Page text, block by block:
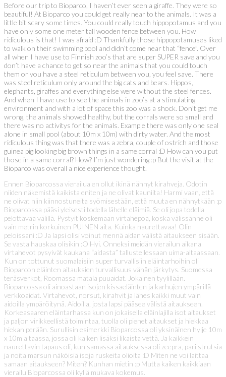
Before our trip to Bioparco, I haven’t ever seen a giraffe. They were so
beautiful! At Bioparco you could get really near to the animals. It was a
little bit scary some times. You could really touch hippopotamus and you
have only some one meter tall wooden fence between you. How
ridiculous is that! I was afraid :D Thankfully those hippopotamuses liked
to walk on their swimming pool and didn’t come near that “fence”. Over
all when I have use to Finnish zoo’s that are super SUPER save and you
don’t have a chance to get so near the animals that you could touch
them or you have a steel reticulum between you, you feel save. There
was steel reticulum only around the big cats and bears. Hippos,
elephants, giraffes and everything else were without the steel fences.
And when I have use to see the animals in zoo’s at a stimulating
environment and with a lot of space this zoo was a shock. Don’t get me
wrong, the animals showed healthy, but the corrals were so small and
there was no activitys for the animals. Example there was only one seal
alone in small pool (about 10m x 10m) with dirty water. And the most
ridiculous thing was that there was a zebra, couple of ostrich and those
guinea pig looking big brown things in a same corral :D How can you put
those in a same corral? How? I’m just wondering :p But the visit at the
Bioparco was overall a nice experience thought.
Ennen Bioparcossa vierailua en ollut ikinä nähnyt kirahveja. Odotin
niiden näkemistä kaikista eniten ja ne olivat kauniita! Harmi vaan, että
ne olivat niin kiinnostuneita syömisestään, että muuta en nähnytkään :p
Bioparcossa pääsi yleisesti todella lähelle eläimiä. Se oli jopa todella
pelottavaa välillä. Pystyit koskemaan virtahepoa, koska välissänne oli
vain metrin korkuinen PUINEN aita. Kuinka naurettavaa! Olin
peloissani :D Ja lapsi olisi voinut mennä aidan välistä aitaukseen sisään.
Se vasta hauskaa olisikin :O Hyi. Onneksi meidän vierailun aikana
virtahevot pysyivät kaukana “aidasta” tallustellessaan uima-altaassaan.
Kun on tottunut suomalaisiin super turvallisiin eläintarhoihin oli
Bioparcon eläinten aitauksien turvallisuus vähän järkytys. Suomessa
teräsverkot, Roomassa matala puuaidat. Jokainen tyylillään.
Bioparcossa oli ainoastaan isojen kissaeläinten ja karhujen ympärillä
verkkoaidat. Virtahevot, norsut, kirahvit ja lähes kaikki muut vain
aidoilla ympäröitynä. Aidoilla, josta lapsi pääsee välistä aitaukseen.
Korkeasaaren eläintarhassa kun on jokaisella eläinlajilla isot aitaukset
ja paljon virikkeellistä toimintaa, tuolla oli pienet aitaukset ja hiekkaa
hiekan perään. Surullisin esimerkki Bioparcossa oli yksinäinen hylje 10m
x 10m altaassa, jossa oli kaiken lisäksi likaista vettä. Ja kaikkein
naurettavin tapaus oli, kun samassa aitauksessa oli zeepra, pari strutsia
ja noita marsun näköisiä isoja ruskeita olioita :D Miten ne voi laittaa
samaan aitaukseen? Miten? Kunhan mietin :p Mutta kaiken kaikkiaan
vierailu Bioparcossa oli kyllä mukava kokemus.